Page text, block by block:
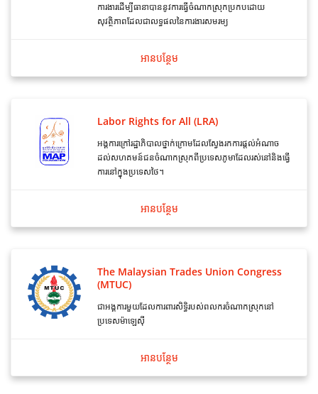
ការងារដើម្បីធានាបាននូវការធ្វើចំណាកស្រុកប្រកបដោយ
សុវត្ថិភាពដែលជាលទ្ធផលនៃការងារសមរម្យ
អាន​បន្ថែម
Labor Rights for All (LRA)
អង្គការក្រៅរដ្ឋាភិបាលថ្នាក់ក្រោមដែលស្វែងរកការផ្តល់អំណាច
ដល់សហគមន៍ជនចំណាកស្រុកពីប្រទេសភូមាដែលរស់នៅនិងធ្វើ
ការនៅក្នុងប្រទេសថៃ។
អាន​បន្ថែម
The Malaysian Trades Union Congress
(MTUC)
ជាអង្គការមួយដែលការពារសិទ្ធិរបស់ពលករចំណាកស្រុកនៅ
ប្រទេសម៉ាឡេស៊ី
អាន​បន្ថែម